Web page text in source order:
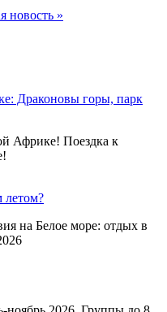
новость »
Драконовы горы, парк
Африке! Поездка к
летом?
на Белое море: отдых в